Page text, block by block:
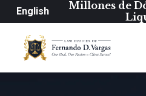
English
Millones de